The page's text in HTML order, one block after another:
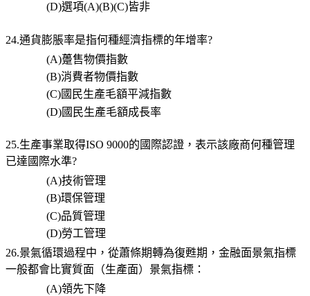
(D)選項(A)(B)(C)皆非
24.通貨膨脹率是指何種經濟指標的年增率?
(A)躉售物價指數
(B)消費者物價指數
(C)國民生產毛額平減指數
(D)國民生產毛額成長率
25.生產事業取得ISO 9000的國際認證，表示該廠商何種管理
已達國際水準?
(A)技術管理
(B)環保管理
(C)品質管理
(D)勞工管理
26.景氣循環過程中，從蕭條期轉為復甦期，金融面景氣指標
一般都會比實質面（生產面）景氣指標：
(A)領先下降